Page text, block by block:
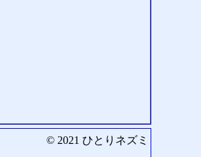
© 2021 ひとりネズミ